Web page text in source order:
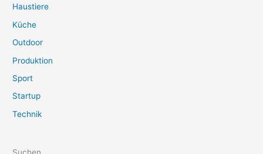
Haustiere
Küche
Outdoor
Produktion
Sport
Startup
Technik